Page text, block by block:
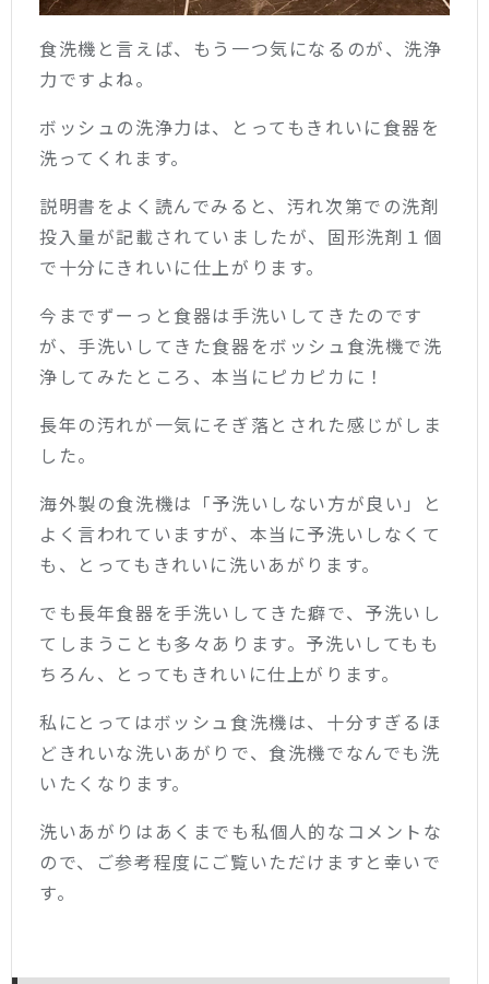
食洗機と言えば、もう一つ気になるのが、洗浄
力ですよね。
ボッシュの洗浄力は、とってもきれいに食器を
洗ってくれます。
説明書をよく読んでみると、汚れ次第での洗剤
投入量が記載されていましたが、固形洗剤１個
で十分にきれいに仕上がります。
今までずーっと食器は手洗いしてきたのです
が、手洗いしてきた食器をボッシュ食洗機で洗
浄してみたところ、本当にピカピカに！
長年の汚れが一気にそぎ落とされた感じがしま
した。
海外製の食洗機は「予洗いしない方が良い」と
よく言われていますが、本当に予洗いしなくて
も、とってもきれいに洗いあがります。
でも長年食器を手洗いしてきた癖で、予洗いし
てしまうことも多々あります。予洗いしてもも
ちろん、とってもきれいに仕上がります。
私にとってはボッシュ食洗機は、十分すぎるほ
どきれいな洗いあがりで、食洗機でなんでも洗
いたくなります。
洗いあがりはあくまでも私個人的なコメントな
ので、ご参考程度にご覧いただけますと幸いで
す。